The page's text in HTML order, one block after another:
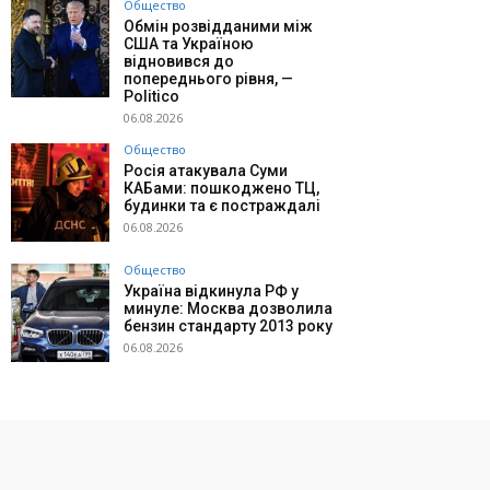
Общество
Обмін розвідданими між
США та Україною
відновився до
попереднього рівня, —
Politico
06.08.2026
Общество
Росія атакувала Суми
КАБами: пошкоджено ТЦ,
будинки та є постраждалі
06.08.2026
Общество
Україна відкинула РФ у
минуле: Москва дозволила
бензин стандарту 2013 року
06.08.2026